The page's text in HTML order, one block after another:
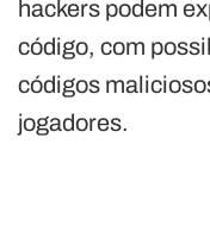
hackers podem
código, com
códigos
jogadores.